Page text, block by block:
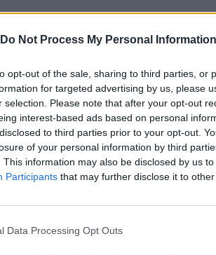
Do Not Process My Personal Information
opt-out of the sale, sharing to third parties, or
for targeted advertising by us, please
selection. Please note that after your opt-out
interest-based ads based on personal
to third parties prior to your opt-out.
of your personal information by third
This information may also be disclosed by us
Participants that may further disclose it to other
Data Processing Opt Outs
Μεταφορές, Χριστίνα Αλεξοπούλου
εργαλείο. Πρόκειται για μια
από την οποία οι πολίτες
σημαντικές πληροφορίες για
στην ηλεκτροκίνηση».
όλα τα επιχειρηματικά νέα